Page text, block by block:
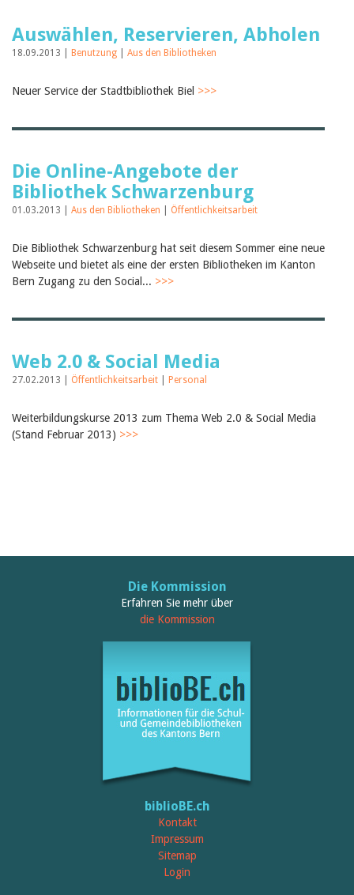
Auswählen, Reservieren, Abholen
18.09.2013 | Benutzung Aus den Bibliotheken
Neuer Service der Stadtbibliothek Biel >>>
Die Online-Angebote der
Bibliothek Schwarzenburg
01.03.2013 | Aus den Bibliotheken Öffentlichkeitsarbeit
Die Bibliothek Schwarzenburg hat seit diesem Sommer eine neue
Webseite und bietet als eine der ersten Bibliotheken im Kanton
Bern Zugang zu den Social... >>>
Web 2.0 & Social Media
27.02.2013 | Öffentlichkeitsarbeit Personal
Weiterbildungskurse 2013 zum Thema Web 2.0 & Social Media
(Stand Februar 2013) >>>
Die Kommission
Erfahren Sie mehr über
die Kommission
biblioBE.ch
Kontakt
Impressum
Sitemap
Login